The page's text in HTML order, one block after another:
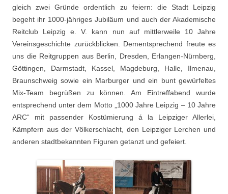
gleich zwei Gründe ordentlich zu feiern: die Stadt Leipzig
begeht ihr 1000-jähriges Jubiläum und auch der Akademische
Reitclub Leipzig e. V. kann nun auf mittlerweile 10 Jahre
Vereinsgeschichte zurückblicken. Dementsprechend freute es
uns die Reitgruppen aus Berlin, Dresden, Erlangen-Nürnberg,
Göttingen, Darmstadt, Kassel, Magdeburg, Halle, Ilmenau,
Braunschweig sowie ein Marburger und ein bunt gewürfeltes
Mix-Team begrüßen zu können. Am Eintreffabend wurde
entsprechend unter dem Motto „1000 Jahre Leipzig – 10 Jahre
ARC“ mit passender Kostümierung á la Leipziger Allerlei,
Kämpfern aus der Völkerschlacht, den Leipziger Lerchen und
anderen stadtbekannten Figuren getanzt und gefeiert.